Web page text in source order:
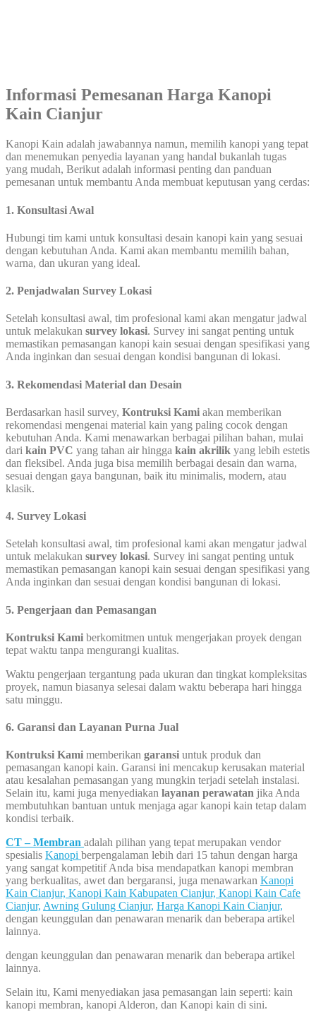
Informasi Pemesanan Harga Kanopi
Kain Cianjur
Kanopi Kain adalah jawabannya namun, memilih kanopi yang tepat
dan menemukan penyedia layanan yang handal bukanlah tugas
yang mudah, Berikut adalah informasi penting dan panduan
pemesanan untuk membantu Anda membuat keputusan yang cerdas:
1. Konsultasi Awal
Hubungi tim kami untuk konsultasi desain kanopi kain yang sesuai
dengan kebutuhan Anda. Kami akan membantu memilih bahan,
warna, dan ukuran yang ideal.
2. Penjadwalan Survey Lokasi
Setelah konsultasi awal, tim profesional kami akan mengatur jadwal
untuk melakukan survey lokasi. Survey ini sangat penting untuk
memastikan pemasangan kanopi kain sesuai dengan spesifikasi yang
Anda inginkan dan sesuai dengan kondisi bangunan di lokasi.
3. Rekomendasi Material dan Desain
Berdasarkan hasil survey, Kontruksi Kami akan memberikan
rekomendasi mengenai material kain yang paling cocok dengan
kebutuhan Anda. Kami menawarkan berbagai pilihan bahan, mulai
dari kain PVC yang tahan air hingga kain akrilik yang lebih estetis
dan fleksibel. Anda juga bisa memilih berbagai desain dan warna,
sesuai dengan gaya bangunan, baik itu minimalis, modern, atau
klasik.
4. Survey Lokasi
Setelah konsultasi awal, tim profesional kami akan mengatur jadwal
untuk melakukan survey lokasi. Survey ini sangat penting untuk
memastikan pemasangan kanopi kain sesuai dengan spesifikasi yang
Anda inginkan dan sesuai dengan kondisi bangunan di lokasi.
5. Pengerjaan dan Pemasangan
Kontruksi Kami berkomitmen untuk mengerjakan proyek dengan
tepat waktu tanpa mengurangi kualitas.
Waktu pengerjaan tergantung pada ukuran dan tingkat kompleksitas
proyek, namun biasanya selesai dalam waktu beberapa hari hingga
satu minggu.
6. Garansi dan Layanan Purna Jual
Kontruksi Kami memberikan garansi untuk produk dan
pemasangan kanopi kain. Garansi ini mencakup kerusakan material
atau kesalahan pemasangan yang mungkin terjadi setelah instalasi.
Selain itu, kami juga menyediakan layanan perawatan jika Anda
membutuhkan bantuan untuk menjaga agar kanopi kain tetap dalam
kondisi terbaik.
CT – Membran adalah pilihan yang tepat merupakan vendor
spesialis Kanopi berpengalaman lebih dari 15 tahun dengan harga
yang sangat kompetitif Anda bisa mendapatkan kanopi membran
yang berkualitas, awet dan bergaransi, juga menawarkan Kanopi
Kain Cianjur, Kanopi Kain Kabupaten Cianjur, Kanopi Kain Cafe
Cianjur, Awning Gulung Cianjur, Harga Kanopi Kain Cianjur,
dengan keunggulan dan penawaran menarik dan beberapa artikel
lainnya.
dengan keunggulan dan penawaran menarik dan beberapa artikel
lainnya.
Selain itu, Kami menyediakan jasa pemasangan lain seperti: kain
kanopi membran, kanopi Alderon, dan Kanopi kain di sini.